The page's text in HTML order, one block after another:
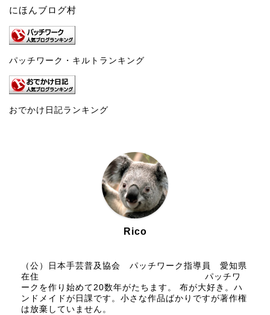
にほんブログ村
パッチワーク・キルトランキング
おでかけ日記ランキング
Rico
（公）日本手芸普及協会 パッチワーク指導員 愛知県
在住 パッチワ
ークを作り始めて20数年がたちます。 布が大好き。ハ
ンドメイドが日課です。小さな作品ばかりですが著作権
は放棄していません。